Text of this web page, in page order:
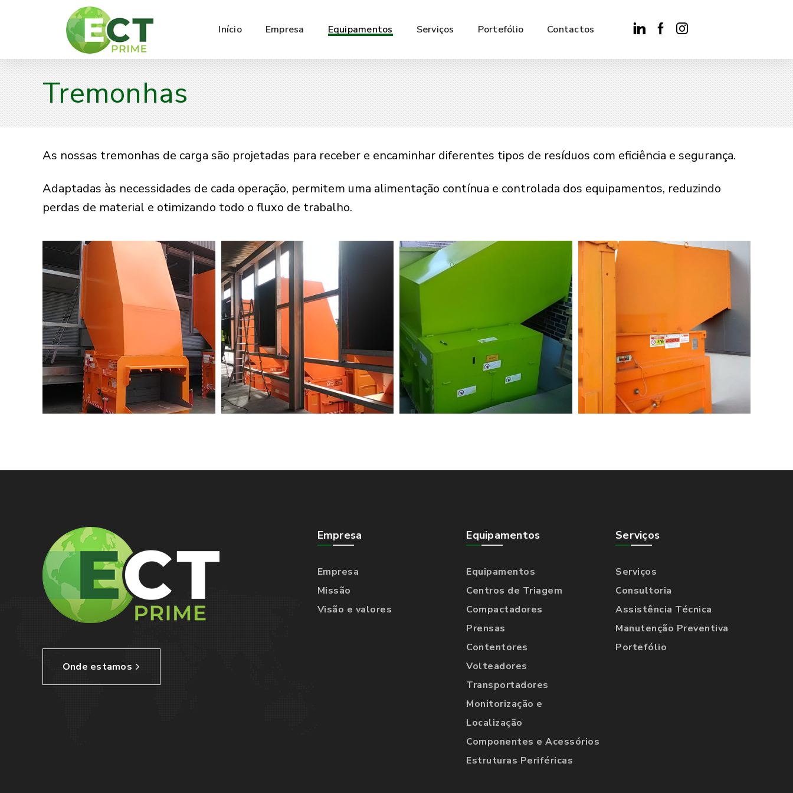
Início Empresa Equipamentos Serviços Portefólio Contactos
Tremonhas
As nossas tremonhas de carga são projetadas para receber e encaminhar diferentes tipos de resíduos com eficiência e segurança.
Adaptadas às necessidades de cada operação, permitem uma alimentação contínua e controlada dos equipamentos, reduzindo
perdas de material e otimizando todo o fluxo de trabalho.
Onde estamos
Empresa
Empresa
Missão
Visão e valores
Equipamentos
Equipamentos
Centros de Triagem
Compactadores
Prensas
Contentores
Volteadores
Transportadores
Monitorização e
Localização
Componentes e Acessórios
Estruturas Periféricas
Serviços
Serviços
Consultoria
Assistência Técnica
Manutenção Preventiva
Portefólio